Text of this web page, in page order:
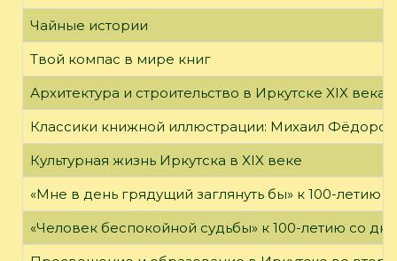
Чайные истории
Твой компас в мире книг
Архитектура и строительство в Иркутске XIX века
Классики книжной иллюстрации: Михаил Фёдоров
Культурная жизнь Иркутска в XIX веке
«Мне в день грядущий заглянуть бы» к 100-летию
«Человек беспокойной судьбы» к 100-летию со